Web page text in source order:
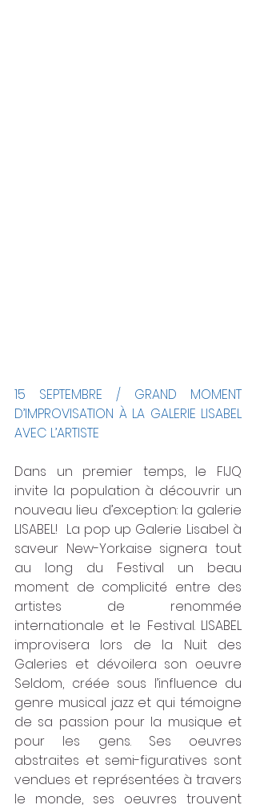
15 SEPTEMBRE / GRAND MOMENT
D’IMPROVISATION À LA GALERIE LISABEL
AVEC L’ARTISTE
Dans un premier temps, le FIJQ
invite la population à découvrir un
nouveau lieu d’exception: la galerie
LISABEL!  La pop up Galerie Lisabel à
saveur New-Yorkaise signera tout
au long du Festival un beau
moment de complicité entre des
artistes de renommée
internationale et le Festival. LISABEL
improvisera lors de la Nuit des
Galeries et dévoilera son oeuvre
Seldom, créée sous l’influence du
genre musical jazz et qui témoigne
de sa passion pour la musique et
pour les gens. Ses oeuvres
abstraites et semi-figuratives sont
vendues et représentées à travers
le monde, ses oeuvres trouvent